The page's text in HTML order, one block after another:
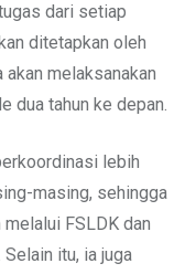
dari setiap
ditetapkan oleh
akan melaksanakan
dua tahun ke depan.
lebih
masing, sehingga
FSLDK dan
itu, ia juga